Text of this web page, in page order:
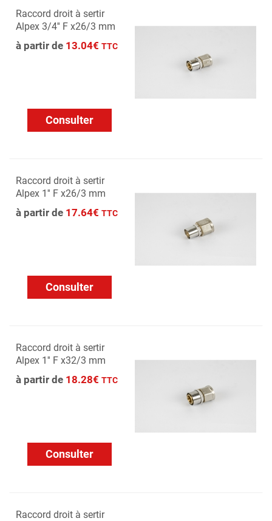
Raccord droit à sertir
Alpex 3/4'' F x26/3 mm
à partir de 13.04€ TTC
Consulter
Raccord droit à sertir
Alpex 1'' F x26/3 mm
à partir de 17.64€ TTC
Consulter
Raccord droit à sertir
Alpex 1'' F x32/3 mm
à partir de 18.28€ TTC
Consulter
Raccord droit à sertir